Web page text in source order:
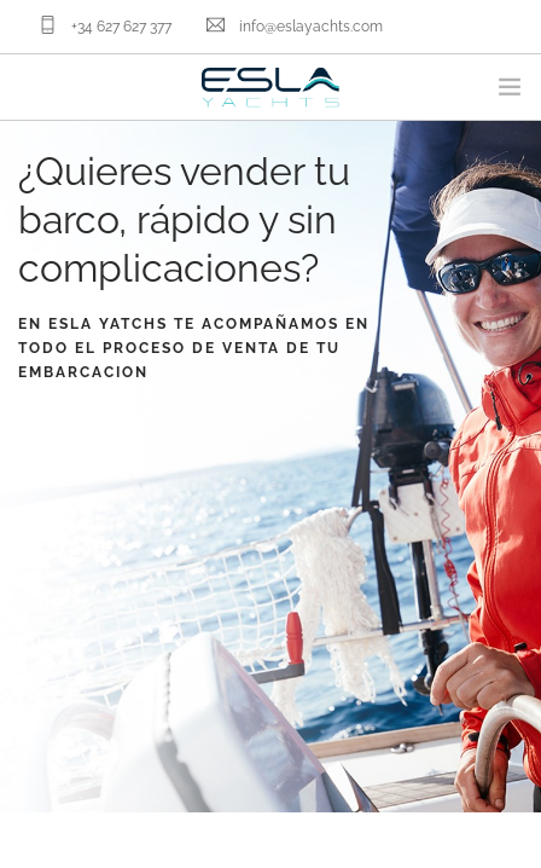
+34 627 627 377 info@eslayachts.com
MARCAS
PROGRAMA EN GESTION
EMBARCACIONES
VENDER TU BARCO
NOSOTROS
¿Quieres vender tu
barco, rápido y sin
complicaciones?
EN ESLA YATCHS TE ACOMPAÑAMOS EN
TODO EL PROCESO DE VENTA DE TU
EMBARCACION